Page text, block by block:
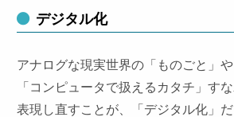
デジタル化
アナログな現実世界の「ものごと」
「コンピュータで扱えるカタチ」す
表現し直すことが、「デジタル化」だ